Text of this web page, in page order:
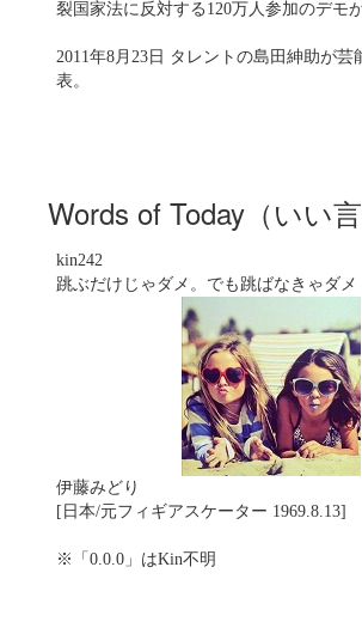
裂国家法に反対する120万人参加のデモ
2011年8月23日 タレントの島田紳助が芸
表。
Words of Today（いい言
kin242
跳ぶだけじゃダメ。でも跳ばなきゃダメ
伊藤みどり
[日本/元フィギアスケーター 1969.8.13]
※「0.0.0」はKin不明